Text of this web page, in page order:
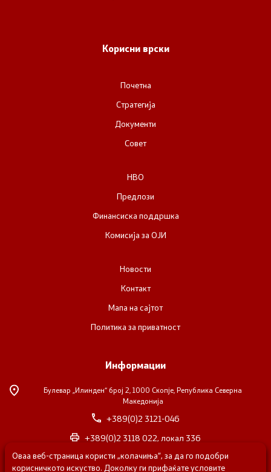
Корисни врски
Почетна
Стратегија
Документи
Совет
НВО
Предлози
Финансиска поддршка
Комисија за ОЈИ
Новости
Контакт
Мапа на сајтот
Политика за приватност
Информации
Булевар „Илинден“ број 2, 1000 Скопје, Република Северна
Македонија
+389(0)2 3121-046
+389(0)2 3118 022, локал 336
nvosorabotka@gs.gov.mk
Оваа веб-страница користи „колачиња“, за да го подобри
корисничкото искуство. Доколку ги прифаќате условите